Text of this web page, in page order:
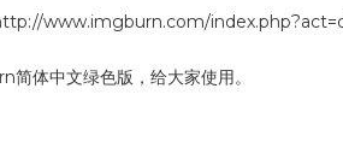
http://www.imgburn.com/
体中文绿色版，给大家使用。